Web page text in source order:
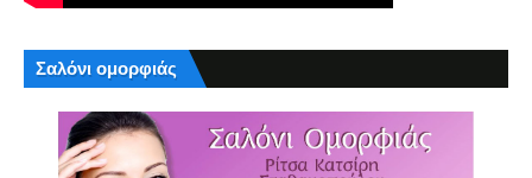
Σαλόνι ομορφιάς